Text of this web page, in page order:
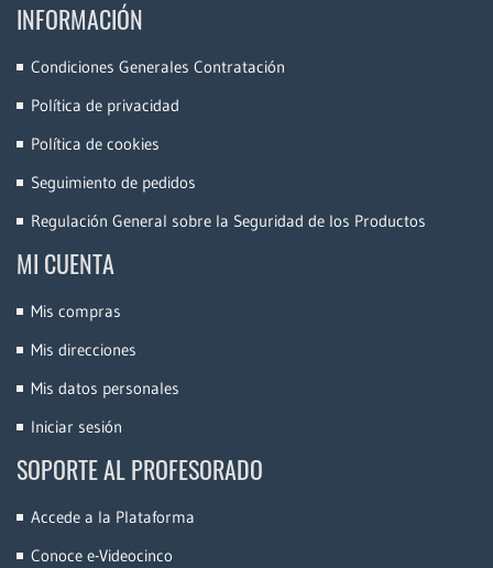
INFORMACIÓN
Condiciones Generales Contratación
Política de privacidad
Política de cookies
Seguimiento de pedidos
Regulación General sobre la Seguridad de los Productos
MI CUENTA
Mis compras
Mis direcciones
Mis datos personales
Iniciar sesión
SOPORTE AL PROFESORADO
Accede a la Plataforma
Conoce e-Videocinco